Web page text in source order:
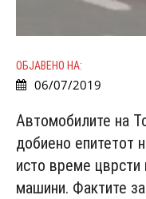
ОБЈАВЕНО НА:
06/07/2019
Автомобилите на
добиено епитетот
исто време цврсти
машини. Фактите